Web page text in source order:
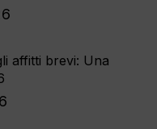
affitti brevi: Una